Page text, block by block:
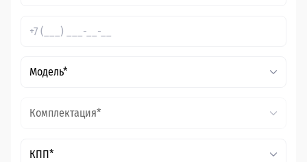
Модель*
Комплектация*
КПП*